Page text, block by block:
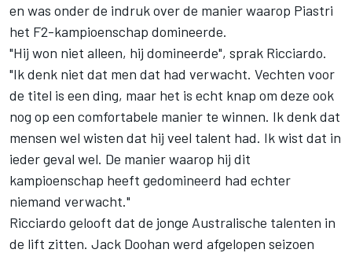
en was onder de indruk over de manier waarop Piastri
het F2-kampioenschap domineerde.
"Hij won niet alleen, hij domineerde", sprak Ricciardo.
"Ik denk niet dat men dat had verwacht. Vechten voor
de titel is een ding, maar het is echt knap om deze ook
nog op een comfortabele manier te winnen. Ik denk dat
mensen wel wisten dat hij veel talent had. Ik wist dat in
ieder geval wel. De manier waarop hij dit
kampioenschap heeft gedomineerd had echter
niemand verwacht."
Ricciardo gelooft dat de jonge Australische talenten in
de lift zitten. Jack Doohan werd afgelopen seizoen